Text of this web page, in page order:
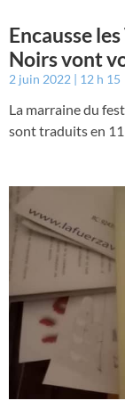
Encausse
Noirs vont
2 juin 2022 12 h 15
La marraine du
sont traduits en 11